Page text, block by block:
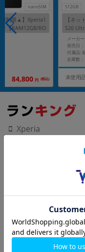
nanoSIM
制限▲】Xperia1
【RAM12GB/RO
SIMフリー】
84,800 円 (税込)
512GB
【ネ
S26
【
メーカ
発売日
在庫数：
未使用品
Xperia